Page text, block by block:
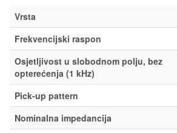
Vrsta
Frekvencijski raspon
Osjetljivost u slobodnom polju, bez
opterećenja (1 kHz)
Pick-up pattern
Nominalna impedancija